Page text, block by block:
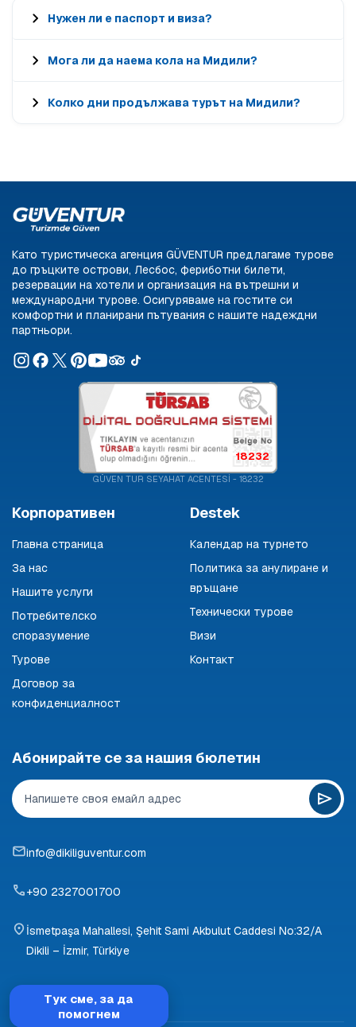
Нужен ли е паспорт и виза?
Мога ли да наема кола на Мидили?
Колко дни продължава турът на Мидили?
Като туристическа агенция GÜVENTUR предлагаме турове
до гръцките острови, Лесбос, фериботни билети,
резервации на хотели и организация на вътрешни и
международни турове. Осигуряваме на гостите си
комфортни и планирани пътувания с нашите надеждни
партньори.
18232
GÜVEN TUR SEYAHAT ACENTESİ - 18232
Корпоративен
Главна страница
За нас
Нашите услуги
Потребителско
споразумение
Турове
Договор за
конфиденциалност
Destek
Календар на турнето
Политика за анулиране и
връщане
Технически турове
Визи
Контакт
Абонирайте се за нашия бюлетин
info@dikiliguventur.com
+90 2327001700
İsmetpaşa Mahallesi, Şehit Sami Akbulut Caddesi No:32/A
Dikili – İzmir, Türkiye
Тук сме, за да
помогнем